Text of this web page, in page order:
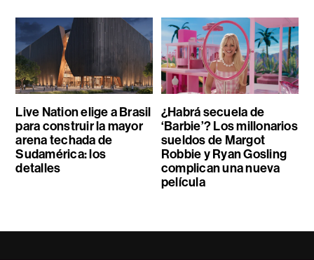
Live Nation elige a Brasil
para construir la mayor
arena techada de
Sudamérica: los
detalles
¿Habrá secuela de
‘Barbie’? Los millonarios
sueldos de Margot
Robbie y Ryan Gosling
complican una nueva
película